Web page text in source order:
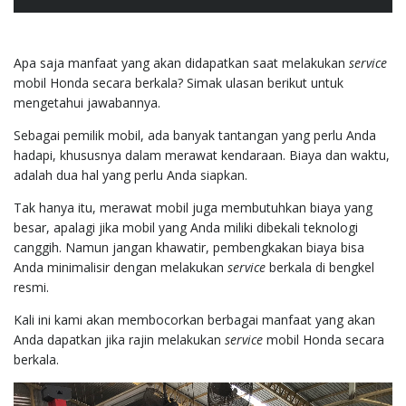
Apa saja manfaat yang akan didapatkan saat melakukan service
mobil Honda secara berkala? Simak ulasan berikut untuk
mengetahui jawabannya.
Sebagai pemilik mobil, ada banyak tantangan yang perlu Anda
hadapi, khususnya dalam merawat kendaraan. Biaya dan waktu,
adalah dua hal yang perlu Anda siapkan.
Tak hanya itu, merawat mobil juga membutuhkan biaya yang
besar, apalagi jika mobil yang Anda miliki dibekali teknologi
canggih. Namun jangan khawatir, pembengkakan biaya bisa
Anda minimalisir dengan melakukan service berkala di bengkel
resmi.
Kali ini kami akan membocorkan berbagai manfaat yang akan
Anda dapatkan jika rajin melakukan service mobil Honda secara
berkala.